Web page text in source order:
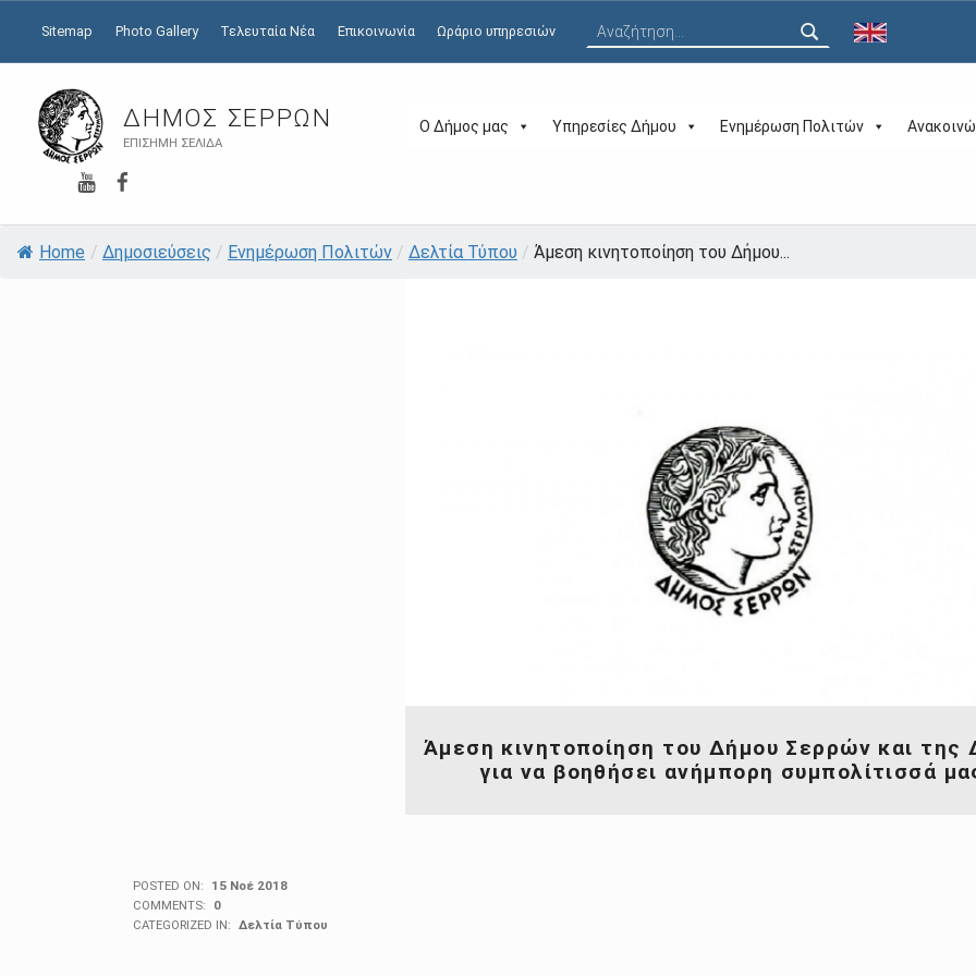
ΔΉΜΟΣ ΣΕΡΡΏΝ
ΕΠΊΣΗΜΗ ΣΕΛΊΔΑ
Ο Δήμος μας Υπηρεσίες Δήμου Ενημέρωση Πολιτών
YouTube
Sitemap Photo Gallery Τελευταία Νέα Επικοινωνία Ωράριο υπηρεσιών
Home / Δημοσιεύσεις / Ενημέρωση Πολιτών / Δελτία Τύπου / Άμεση κινητοποίηση του Δήμου...
Άμεση κινητοποίηση του Δήμου Σερρών και της
για να βοηθήσει ανήμπορη συμπολίτισσά
POSTED ON:
15 Νοέ 2018
COMMENTS:
0
CATEGORIZED IN: Δελτία Τύπου